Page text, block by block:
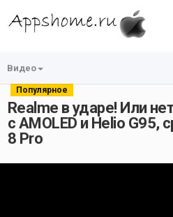
Видео
Популярное
Realme в ударе! Или
с AMOLED и Helio G95,
8 Pro